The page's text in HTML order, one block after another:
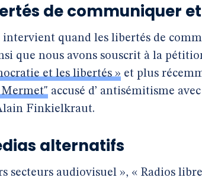
de communiquer
intervient quand les libertés de
que nous avons souscrit à la
et les libertés » et plus
Mermet" accusé d’ antisémitisme
Finkielkraut.
alternatifs
secteurs audiovisuel », « Radios